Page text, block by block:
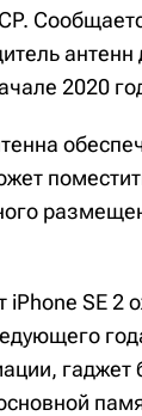
антенн
2020
SE 2
гаджет